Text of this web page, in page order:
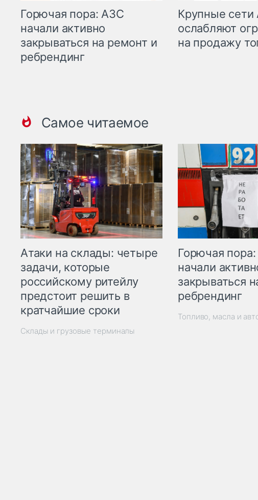
Горючая пора: АЗС
начали активно
закрываться на ремонт и
ребрендинг
Крупные
ослабляют
на продажу
Самое читаемое
Атаки на склады: четыре
задачи, которые
российскому ритейлу
предстоит решить в
кратчайшие сроки
Склады и грузовые терминалы
Горючая
начали
закрываться
ребрендинг
Топливо, масла и